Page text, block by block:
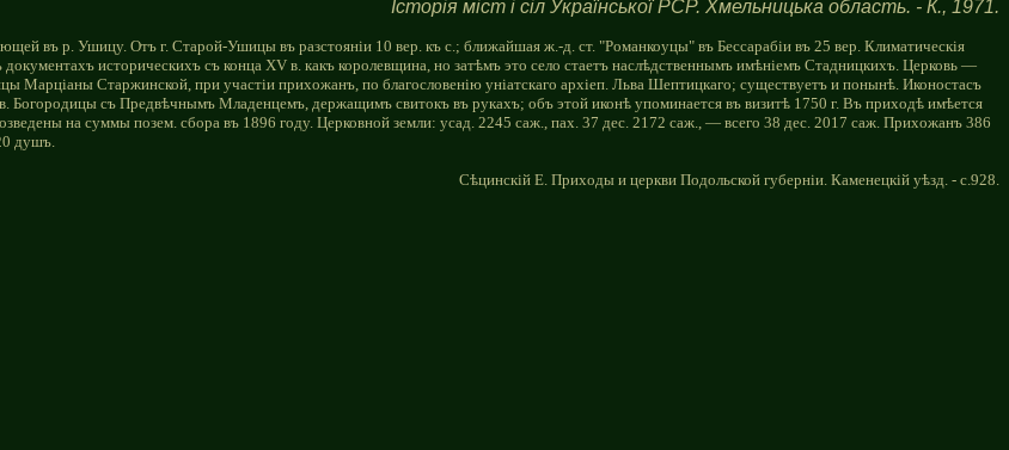
Історія міст і сіл Української РСР. Хмельницька область. - К., 1971.
въ р. Ушицу. Отъ г. Старой-Ушицы въ разстояніи 10 вер. къ с.; ближайшая ж.-д. ст. "Романкоуцы" въ Бессарабіи въ 25 вер. Климатическія
историческихъ съ конца XV в. какъ королевщина, но затѣмъ это село стаетъ наслѣдственнымъ имѣніемъ Стадницкихъ. Церковь —
Марціаны Старжинской, при участіи прихожанъ, по благословенію уніатскаго архіеп. Льва Шептицкаго; существуетъ и понынѣ. Иконостасъ
съ Предвѣчнымъ Младенцемъ, держащимъ свитокъ въ рукахъ; объ этой иконѣ упоминается въ визитѣ 1750 г. Въ приходѣ имѣется
на суммы позем. сбора въ 1896 году. Церковной земли: усад. 2245 саж., пах. 37 дес. 2172 саж., — всего 38 дес. 2017 саж. Прихожанъ 386
душъ.
Сѣцинскiй Е. Приходы и церкви Подольской губернiи. Каменецкiй уѣзд. - с.928.